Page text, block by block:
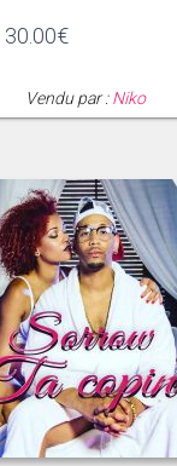
30.00€
Vendu par :Niko